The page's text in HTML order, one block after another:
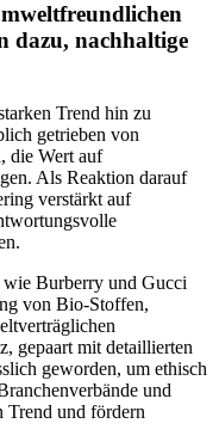
dazu, nachhaltige
Trend hin zu
getrieben von
die Wert auf
Als Reaktion darauf
verstärkt auf
wie Burberry und Gucci
von Bio-Stoffen,
gepaart mit detaillierten
geworden, um ethisch
und
Trend und fördern